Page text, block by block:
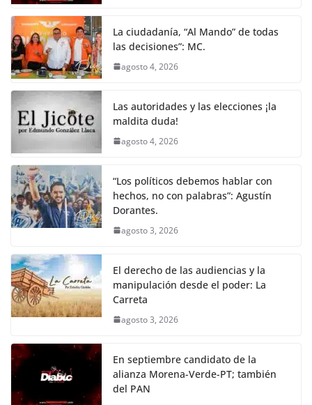
La ciudadanía, “Al Mando” de todas
las decisiones”: MC.
agosto 4, 2026
Las autoridades y las elecciones ¡la
maldita duda!
agosto 4, 2026
“Los políticos debemos hablar con
hechos, no con palabras”: Agustín
Dorantes.
agosto 3, 2026
El derecho de las audiencias y la
manipulación desde el poder: La
Carreta
agosto 3, 2026
En septiembre candidato de la
alianza Morena-Verde-PT; también
del PAN